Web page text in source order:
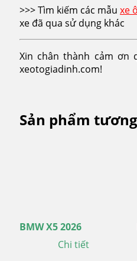
>>> Tìm kiếm các mẫu xe
xe đã qua sử dụng khác
Xin chân thành cảm ơn
xeotogiadinh.com!
Sản phẩm
BMW X5 2026
Chi tiết